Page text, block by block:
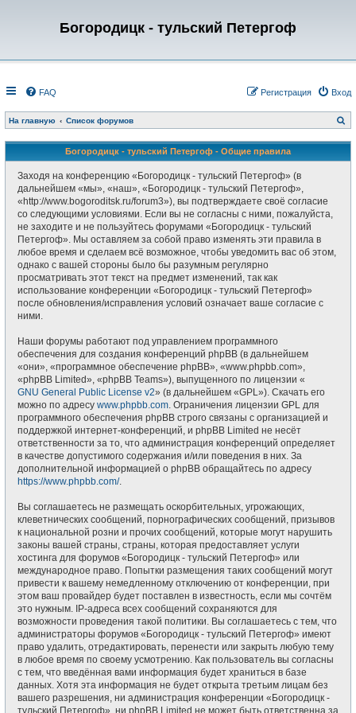
Богородицк - тульский Петергоф
FAQ Вход
Регистрация
На главную Список форумов
о
с
Богородицк - тульский Петергоф - Общие правила
Заходя на конференцию «Богородицк - тульский Петергоф» (в
дальнейшем «мы», «наш», «Богородицк - тульский Петергоф»,
«http://www.bogoroditsk.ru/forum3»), вы подтверждаете своё согласие
со следующими условиями. Если вы не согласны с ними, пожалуйста,
не заходите и не пользуйтесь форумами «Богородицк - тульский
Петергоф». Мы оставляем за собой право изменять эти правила в
любое время и сделаем всё возможное, чтобы уведомить вас об этом,
однако с вашей стороны было бы разумным регулярно
просматривать этот текст на предмет изменений, так как
использование конференции «Богородицк - тульский Петергоф»
после обновления/исправления условий означает ваше согласие с
ними.
Наши форумы работают под управлением программного
обеспечения для создания конференций phpBB (в дальнейшем
«они», «программное обеспечение phpBB», «www.phpbb.com»,
«phpBB Limited», «phpBB Teams»), выпущенного по лицензии «
GNU General Public License v2» (в дальнейшем «GPL»). Скачать его
можно по адресу www.phpbb.com. Ограничения лицензии GPL для
программного обеспечения phpBB строго связаны с организацией и
поддержкой интернет-конференций, и phpBB Limited не несёт
ответственности за то, что администрация конференций определяет
в качестве допустимого содержания и/или поведения в них. За
дополнительной информацией о phpBB обращайтесь по адресу
https://www.phpbb.com/.
Вы соглашаетесь не размещать оскорбительных, угрожающих,
клеветнических сообщений, порнографических сообщений, призывов
к национальной розни и прочих сообщений, которые могут нарушить
законы вашей страны, страны, которая предоставляет услуги
хостинга для форумов «Богородицк - тульский Петергоф» или
международное право. Попытки размещения таких сообщений могут
привести к вашему немедленному отключению от конференции, при
этом ваш провайдер будет поставлен в известность, если мы сочтём
это нужным. IP-адреса всех сообщений сохраняются для
возможности проведения такой политики. Вы соглашаетесь с тем, что
администраторы форумов «Богородицк - тульский Петергоф» имеют
право удалить, отредактировать, перенести или закрыть любую тему
в любое время по своему усмотрению. Как пользователь вы согласны
с тем, что введённая вами информация будет храниться в базе
данных. Хотя эта информация не будет открыта третьим лицам без
вашего разрешения, ни администрация конференции «Богородицк -
тульский Петергоф», ни phpBB Limited не может быть ответственна за